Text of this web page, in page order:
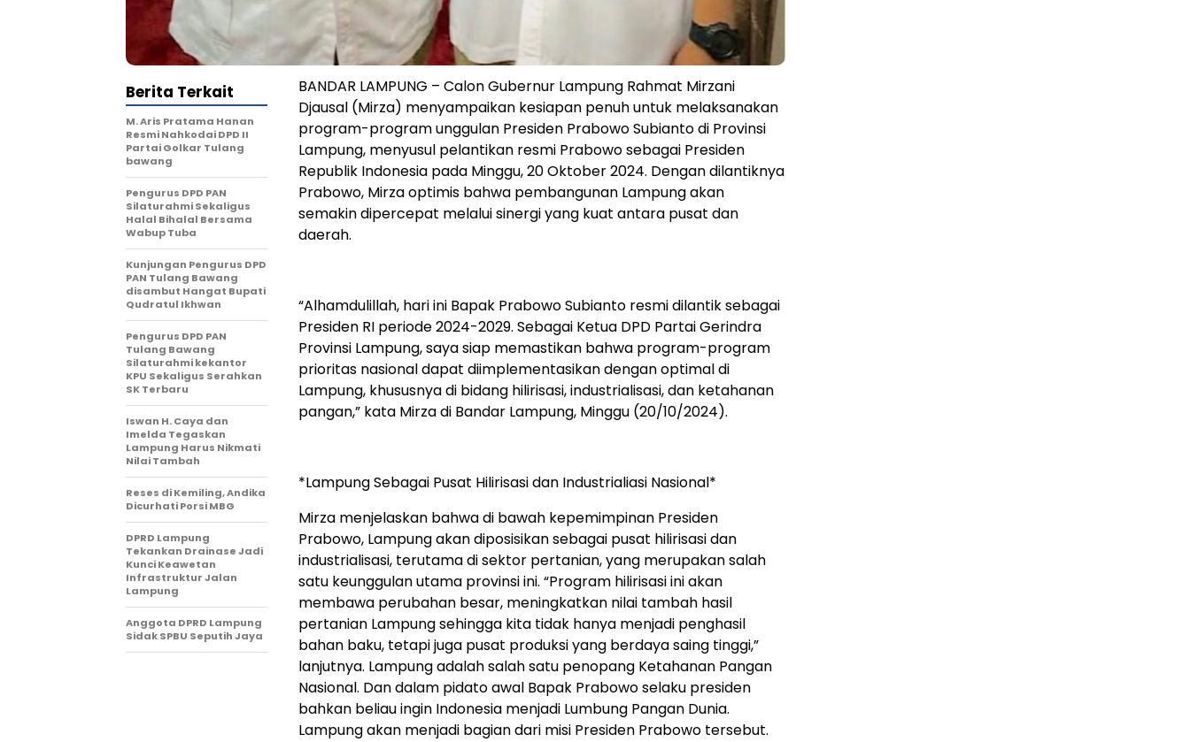
BANDAR LAMPUNG – Calon Gubernur Lampung Rahmat Mirzani
Djausal (Mirza) menyampaikan kesiapan penuh untuk melaksanakan
program-program unggulan Presiden Prabowo Subianto di Provinsi
Lampung, menyusul pelantikan resmi Prabowo sebagai Presiden
Republik Indonesia pada Minggu, 20 Oktober 2024. Dengan dilantiknya
Prabowo, Mirza optimis bahwa pembangunan Lampung akan
semakin dipercepat melalui sinergi yang kuat antara pusat dan
daerah.
“Alhamdulillah, hari ini Bapak Prabowo Subianto resmi dilantik sebagai
Presiden RI periode 2024-2029. Sebagai Ketua DPD Partai Gerindra
Provinsi Lampung, saya siap memastikan bahwa program-program
prioritas nasional dapat diimplementasikan dengan optimal di
Lampung, khususnya di bidang hilirisasi, industrialisasi, dan ketahanan
pangan,” kata Mirza di Bandar Lampung, Minggu (20/10/2024).
*Lampung Sebagai Pusat Hilirisasi dan Industrialiasi Nasional*
Mirza menjelaskan bahwa di bawah kepemimpinan Presiden
Prabowo, Lampung akan diposisikan sebagai pusat hilirisasi dan
industrialisasi, terutama di sektor pertanian, yang merupakan salah
satu keunggulan utama provinsi ini. “Program hilirisasi ini akan
membawa perubahan besar, meningkatkan nilai tambah hasil
pertanian Lampung sehingga kita tidak hanya menjadi penghasil
bahan baku, tetapi juga pusat produksi yang berdaya saing tinggi,”
lanjutnya. Lampung adalah salah satu penopang Ketahanan Pangan
Nasional. Dan dalam pidato awal Bapak Prabowo selaku presiden
bahkan beliau ingin Indonesia menjadi Lumbung Pangan Dunia.
Lampung akan menjadi bagian dari misi Presiden Prabowo tersebut.
Berita Terkait
M. Aris Pratama Hanan
Resmi Nahkodai DPD II
Partai Golkar Tulang
bawang
Pengurus DPD PAN
Silaturahmi Sekaligus
Halal Bihalal Bersama
Wabup Tuba
Kunjungan Pengurus DPD
PAN Tulang Bawang
disambut Hangat Bupati
Qudratul Ikhwan
Pengurus DPD PAN
Tulang Bawang
Silaturahmi kekantor
KPU Sekaligus Serahkan
SK Terbaru
Iswan H. Caya dan
Imelda Tegaskan
Lampung Harus Nikmati
Nilai Tambah
Reses di Kemiling, Andika
Dicurhati Porsi MBG
DPRD Lampung
Tekankan Drainase Jadi
Kunci Keawetan
Infrastruktur Jalan
Lampung
Anggota DPRD Lampung
Sidak SPBU Seputih Jaya